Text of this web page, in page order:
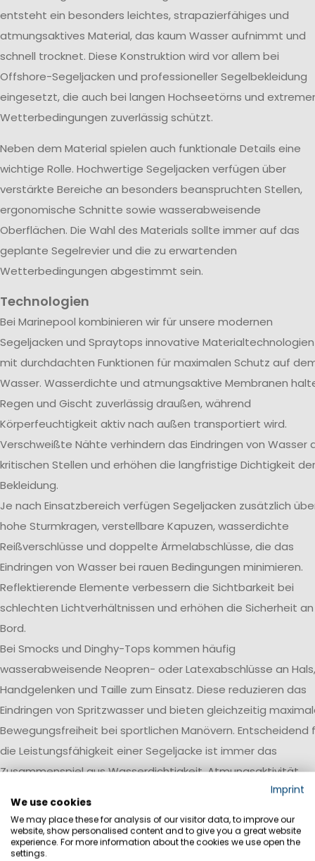
entsteht ein besonders leichtes, strapazierfähiges und
atmungsaktives Material, das kaum Wasser aufnimmt und
schnell trocknet. Diese Konstruktion wird vor allem bei
Offshore-Segeljacken und professioneller Segelbekleidung
eingesetzt, die auch bei langen Hochseetörns und
Wetterbedingungen zuverlässig schützt.
Neben dem Material spielen auch funktionale Details eine
wichtige Rolle. Hochwertige Segeljacken verfügen über
verstärkte Bereiche an besonders beanspruchten Stellen,
ergonomische Schnitte sowie wasserabweisende
Oberflächen. Die Wahl des Materials sollte immer auf das
geplante Segelrevier und die zu erwartenden
Wetterbedingungen abgestimmt sein.
Technologien
Bei Marinepool kombinieren wir für unsere modernen
Segeljacken und Spraytops innovative Materialtechnologien
mit durchdachten Funktionen für maximalen Schutz auf
Wasser. Wasserdichte und atmungsaktive Membranen
Regen und Gischt zuverlässig draußen, während
Körperfeuchtigkeit aktiv nach außen transportiert wird.
Verschweißte Nähte verhindern das Eindringen von Wasser
kritischen Stellen und erhöhen die langfristige Dichtigkeit der
Bekleidung.
Je nach Einsatzbereich verfügen Segeljacken zusätzlich
hohe Sturmkragen, verstellbare Kapuzen, wasserdichte
Reißverschlüsse und doppelte Ärmelabschlüsse, die das
Eindringen von Wasser bei rauen Bedingungen minimieren.
Reflektierende Elemente verbessern die Sichtbarkeit bei
schlechten Lichtverhältnissen und erhöhen die Sicherheit an
Bord.
Bei Smocks und Dinghy-Tops kommen häufig
wasserabweisende Neopren- oder Latexabschlüsse an Hals,
Handgelenken und Taille zum Einsatz. Diese reduzieren das
Eindringen von Spritzwasser und bieten gleichzeitig
Bewegungsfreiheit bei sportlichen Manövern. Entscheidend
die Leistungsfähigkeit einer Segeljacke ist immer das
Zusammenspiel aus Wasserdichtigkeit, Atmungsaktivität,
Robustheit und einer auf den jeweiligen Einsatzbereich
abgestimmten Ausstattung.
Wasserdichtigkeit
Imprint
We use cookies
We may place these for analysis of our visitor data, to improve our
website, show personalised content and to give you a great website
experience. For more information about the cookies we use open the
settings.